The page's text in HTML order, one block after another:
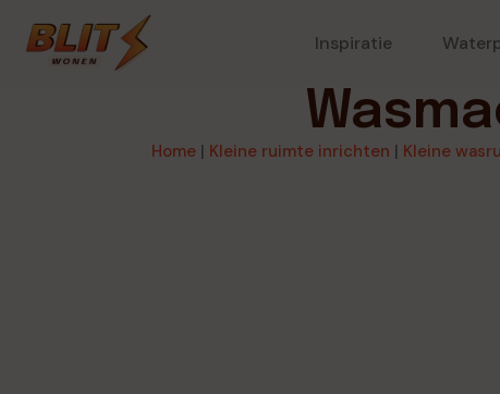
Inspiratie
Home| Kleine ruimte inrichten | Kleine